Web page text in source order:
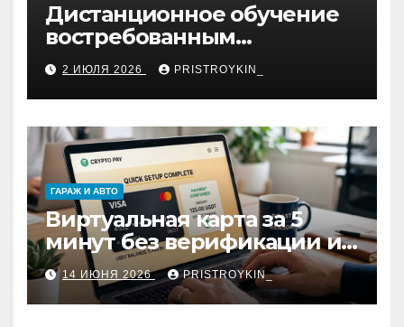
Дистанционное обучение
востребованным
профессиям
2 ИЮЛЯ 2026 PRISTROYKIN_
ГАРАЖ И АВТО
Виртуальная карта за 5
минут без верификации и
участия банков с
пополнением в USDT:
обзор вариантов
14 ИЮНЯ 2026 PRISTROYKIN_